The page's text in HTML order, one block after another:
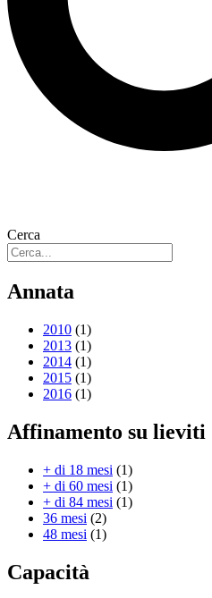
Cerca
Annata
2010 (1)
2013 (1)
2014 (1)
2015 (1)
2016 (1)
Affinamento su lieviti
+ di 18 mesi (1)
+ di 60 mesi (1)
+ di 84 mesi (1)
36 mesi (2)
48 mesi (1)
Capacità